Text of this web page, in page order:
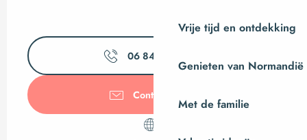
Vrije tijd en ontdekking
Genieten van Normandië
Met de familie
06 84 65 22
Contacteer ons